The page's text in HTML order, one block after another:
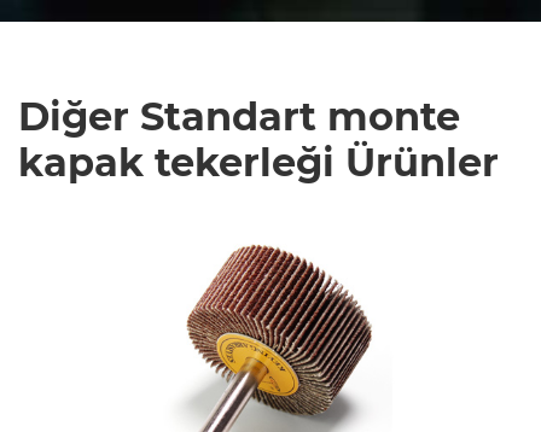
Diğer Standart monte
kapak tekerleği Ürünler